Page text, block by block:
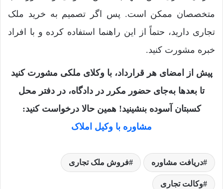
متخصصان ممکن است. پس اگر تصمیم به خرید ملک
تجاری دارید، حتماً از این راهنما استفاده کرده و با افراد
خبره مشورت کنید.
پیش از امضای هر قرارداد، با وکلای ملکی مشورت کنید
تا بعدها به‌جای حضور مکرر در دادگاه، در دفتر محل
کسبتان آسوده بنشینید! همین حالا درخواست کنید:
مشاوره با وکیل املاک
دریافت مشاوره فروش ملک تجاری
وکالت تجاری